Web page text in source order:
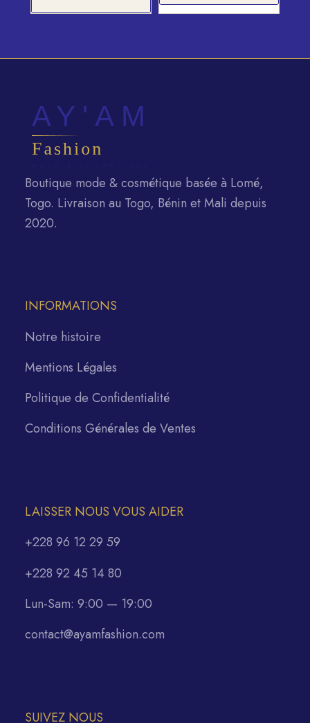
Boutique mode & cosmétique basée à Lomé,
Togo. Livraison au Togo, Bénin et Mali depuis
2020.
INFORMATIONS
Notre histoire
Mentions Légales
Politique de Confidentialité
Conditions Générales de Ventes
LAISSER NOUS VOUS AIDER
+228 96 12 29 59
+228 92 45 14 80
Lun-Sam: 9:00 — 19:00
contact@ayamfashion.com
SUIVEZ NOUS